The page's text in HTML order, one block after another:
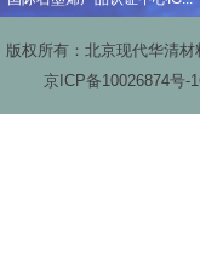
版权所有：北京现代华清
京ICP备10026874号-